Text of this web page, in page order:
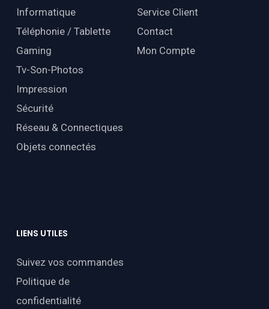
Informatique
Téléphonie / Tablette
Gaming
Tv-Son-Photos
Impression
Sécurité
Réseau & Connectiques
Objets connectés
Service Client
Contact
Mon Compte
LIENS UTILES
Suivez vos commandes
Politique de
confidentialité